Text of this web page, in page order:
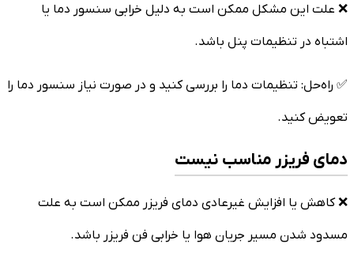
❌ علت این مشکل ممکن است به دلیل خرابی سنسور دما یا
اشتباه در تنظیمات پنل باشد.
✅ راه‌حل: تنظیمات دما را بررسی کنید و در صورت نیاز سنسور دما را
تعویض کنید.
دمای فریزر مناسب نیست
❌ کاهش یا افزایش غیرعادی دمای فریزر ممکن است به علت
مسدود شدن مسیر جریان هوا یا خرابی فن فریزر باشد.